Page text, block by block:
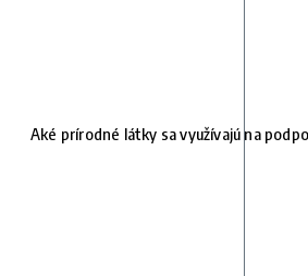
Aké prírodné látky sa využívajú na